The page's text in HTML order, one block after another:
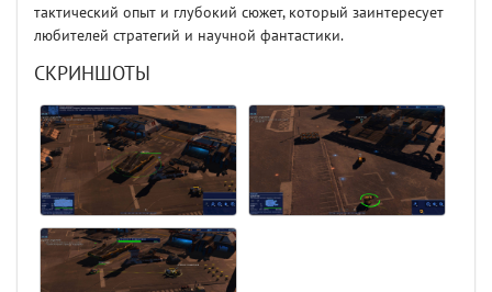
тактический опыт и глубокий сюжет, который заинтересует
любителей стратегий и научной фантастики.
СКРИНШОТЫ